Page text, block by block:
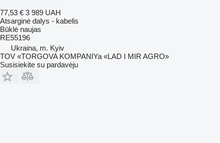
77,53 € 3 989 UAH
Atsarginė dalys - kabelis
Būklė naujas
RE55196
Ukraina, m. Kyiv
TOV «TORGOVA KOMPANIYa «LAD I MIR AGRO»
Susisiekite su pardavėju